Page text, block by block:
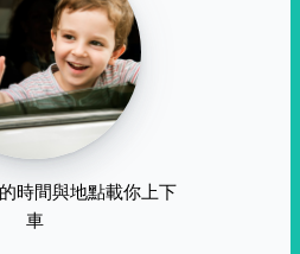
時間與地點載你上下
車